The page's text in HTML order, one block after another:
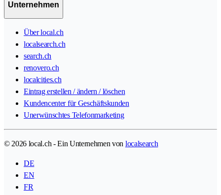
Unternehmen
Über local.ch
localsearch.ch
search.ch
renovero.ch
localcities.ch
Eintrag erstellen / ändern / löschen
Kundencenter für Geschäftskunden
Unerwünschtes Telefonmarketing
© 2026 local.ch - Ein Unternehmen von localsearch
DE
EN
FR